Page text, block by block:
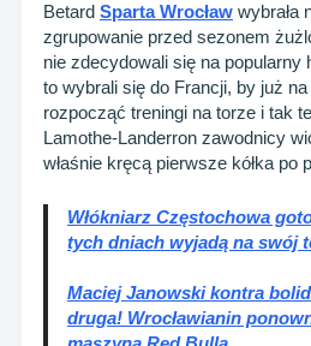
Betard Sparta Wrocław wybrała
zgrupowanie przed sezonem
nie zdecydowali się na
to wybrali się do Francji, by już
rozpocząć treningi na torze i tak
Lamothe-Landerron zawodnicy
właśnie kręcą pierwsze kółka po
Włókniarz Częstochowa
tych dniach wyjadą na swój
Maciej Janowski kontra
druga! Wrocławianin